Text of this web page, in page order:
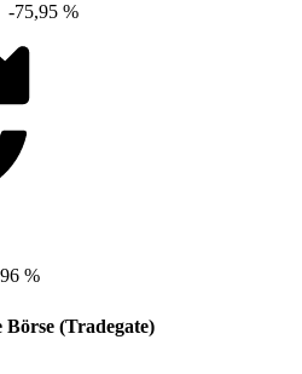
-75,95 %
%
(Tradegate)